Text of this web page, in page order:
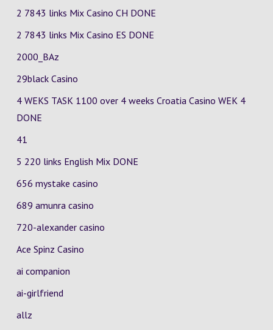
2 7843 links Mix Casino CH DONE
2 7843 links Mix Casino ES DONE
2000_BAz
29black Casino
4 WEKS TASK 1100 over 4 weeks Croatia Casino WEK 4
DONE
41
5 220 links English Mix DONE
656 mystake casino
689 amunra casino
720-alexander casino
Ace Spinz Casino
ai companion
ai-girlfriend
allz